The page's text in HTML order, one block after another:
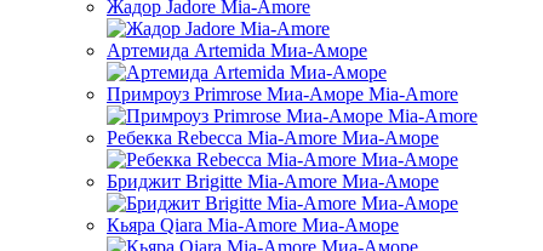
Жадор Jadore Mia-Amore
Артемида Artemida Миа-Аморе
Примроуз Primrose Миа-Аморе Mia-Amore
Ребекка Rebecca Mia-Amore Миа-Аморе
Бриджит Brigitte Mia-Amore Миа-Аморе
Кьяра Qiara Mia-Amore Миа-Аморе